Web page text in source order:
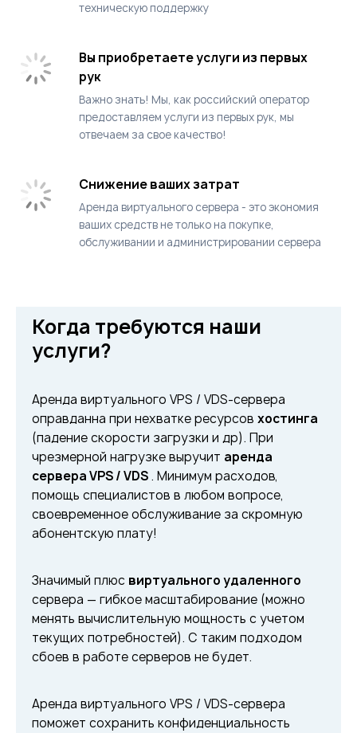
техническую поддержку
Вы приобретаете услуги из первых
рук
Важно знать! Мы, как российский оператор
предоставляем услуги из первых рук, мы
отвечаем за свое качество!
Снижение ваших затрат
Аренда виртуального сервера - это экономия
ваших средств не только на покупке,
обслуживании и администрировании сервера
Когда требуются наши
услуги?
Аренда виртуального VPS / VDS-сервера
оправданна при нехватке ресурсов хостинга
(падение скорости загрузки и др). При
чрезмерной нагрузке выручит аренда
сервера VPS / VDS. Минимум расходов,
помощь специалистов в любом вопросе,
своевременное обслуживание за скромную
абонентскую плату!
Значимый плюс виртуального удаленного
сервера — гибкое масштабирование (можно
менять вычислительную мощность с учетом
текущих потребностей). С таким подходом
сбоев в работе серверов не будет.
Аренда виртуального VPS / VDS-сервера
поможет сохранить конфиденциальность